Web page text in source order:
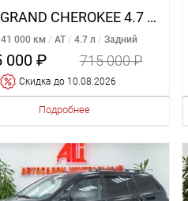
JEEP GRAND CHEROKEE 4.7 AT
000 км AT 4.7 л Задний
000 ₽ 715 000 ₽
Cкидка до 10.08.2026
Подробнее